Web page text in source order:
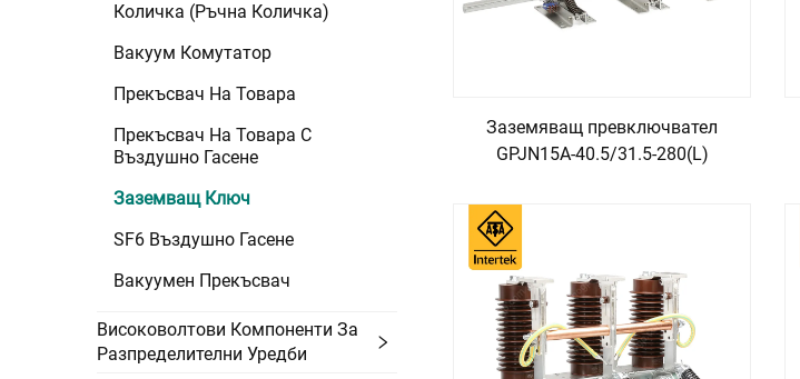
Количка (ръчна Количка)
Вакуум Комутатор
Прекъсвач На Товара
Прекъсвач На Товара С
Въздушно Гасене
Заземващ Ключ
SF6 Въздушно Гасене
Вакуумен Прекъсвач
Високоволтови Компоненти За
Разпределителни Уредби
Заземяващ превключвател
GPJN15A-40.5/31.5-280(L)